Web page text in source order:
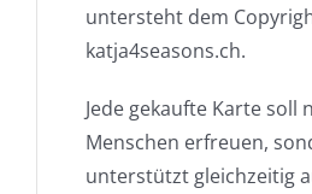
untersteht dem
katja4seasons.ch.
Jede gekaufte Karte soll
Menschen erfreuen,
unterstützt gleichzeitig